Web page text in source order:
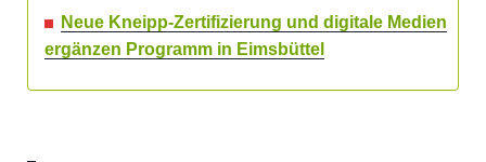
Neue Kneipp-Zertifizierung und digitale Medien
ergänzen Programm in Eimsbüttel